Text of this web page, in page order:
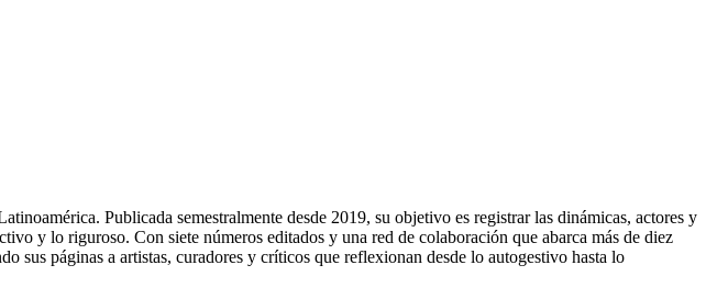
Publicada semestralmente desde 2019, su objetivo es registrar las dinámicas, actores y
y lo riguroso. Con siete números editados y una red de colaboración que abarca más de diez
sus páginas a artistas, curadores y críticos que reflexionan desde lo autogestivo hasta lo